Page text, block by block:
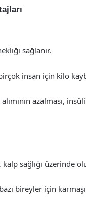
sağlanır.
insan için kilo
azalması,
sağlığı üzerinde
bireyler için